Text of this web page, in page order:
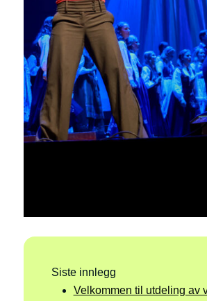
Siste innlegg
Velkommen til utdeling av